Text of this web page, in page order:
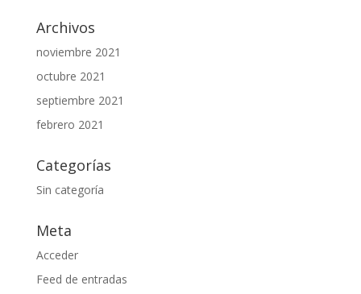
Archivos
noviembre 2021
octubre 2021
septiembre 2021
febrero 2021
Categorías
Sin categoría
Meta
Acceder
Feed de entradas